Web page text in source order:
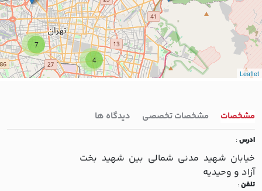
7
4
Leaflet
مشخصات مشخصات تخصصی دیدگاه ها
ادرس:
خيابان شهيد مدني شمالي بين شهيد بخت
آزاد و وحيديه
تلفن: